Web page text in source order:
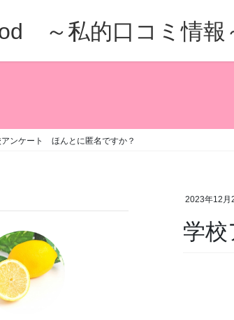
～私的口コミ情報
アンケート ほんとに匿名ですか？
2023年12月
学